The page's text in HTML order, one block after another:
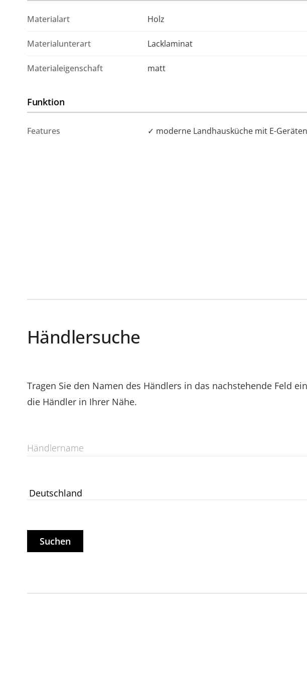
Materialart Holz
Materialunterart Lacklaminat
Materialeigenschaft matt
Funktion
Features ✓ moderne Landhausküche mit E-Geräten
Händlersuche
Tragen Sie den Namen des Händlers in das nachstehende Feld
die Händler in Ihrer Nähe.
Suchen